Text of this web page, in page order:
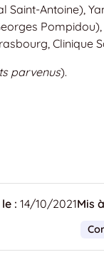
Antoine),
Clinique
parvenus).
: 14/10/2021Mis